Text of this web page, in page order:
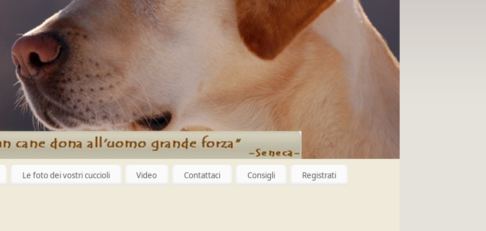
Le foto dei vostri cuccioli Video Contattaci Consigli Registrati